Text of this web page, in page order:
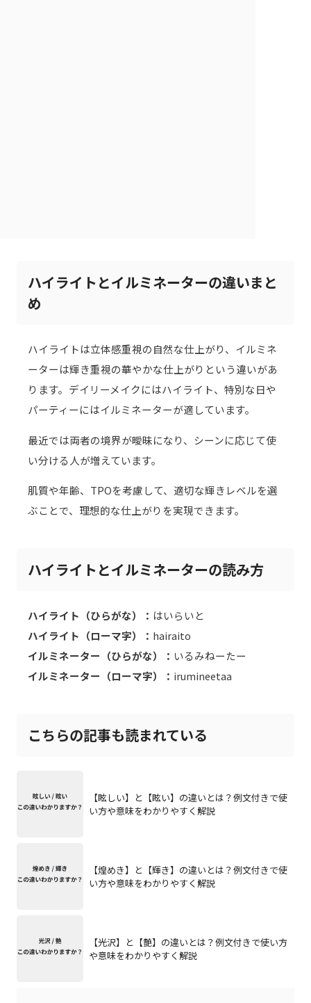
ハイライトとイルミネーターの違いまと
め
ハイライトは立体感重視の自然な仕上がり、イルミネ
ーターは輝き重視の華やかな仕上がりという違いがあ
ります。デイリーメイクにはハイライト、特別な日や
パーティーにはイルミネーターが適しています。
最近では両者の境界が曖昧になり、シーンに応じて使
い分ける人が増えています。
肌質や年齢、TPOを考慮して、適切な輝きレベルを選
ぶことで、理想的な仕上がりを実現できます。
ハイライトとイルミネーターの読み方
ハイライト（ひらがな）： はいらいと
ハイライト（ローマ字）： hairaito
イルミネーター（ひらがな）： いるみねーたー
イルミネーター（ローマ字）： irumineetaa
こちらの記事も読まれている
【眩しい】と【眩い】の違いとは？例文付きで使
い方や意味をわかりやすく解説
【煌めき】と【輝き】の違いとは？例文付きで使
い方や意味をわかりやすく解説
【光沢】と【艶】の違いとは？例文付きで使い方
や意味をわかりやすく解説